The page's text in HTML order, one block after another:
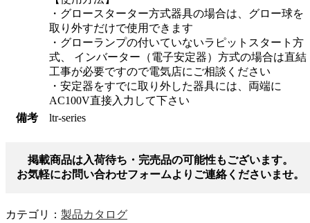
・グロースターター方式器具の場合は、グロー球を
取り外すだけで使用できます
・グローランプの付いていないラピットスタート方
式、 インバーター（電子安定器）方式の場合は直結
工事が必要ですので電気店にご相談ください
・安定器をすでに取り外した器具には、両端に
AC100V直接入力して下さい
備考
ltr-series
掲載商品は入荷待ち・完売品の可能性もございます。
お気軽にお問い合わせフォームよりご連絡くださいませ。
カテゴリ： 製品カタログ